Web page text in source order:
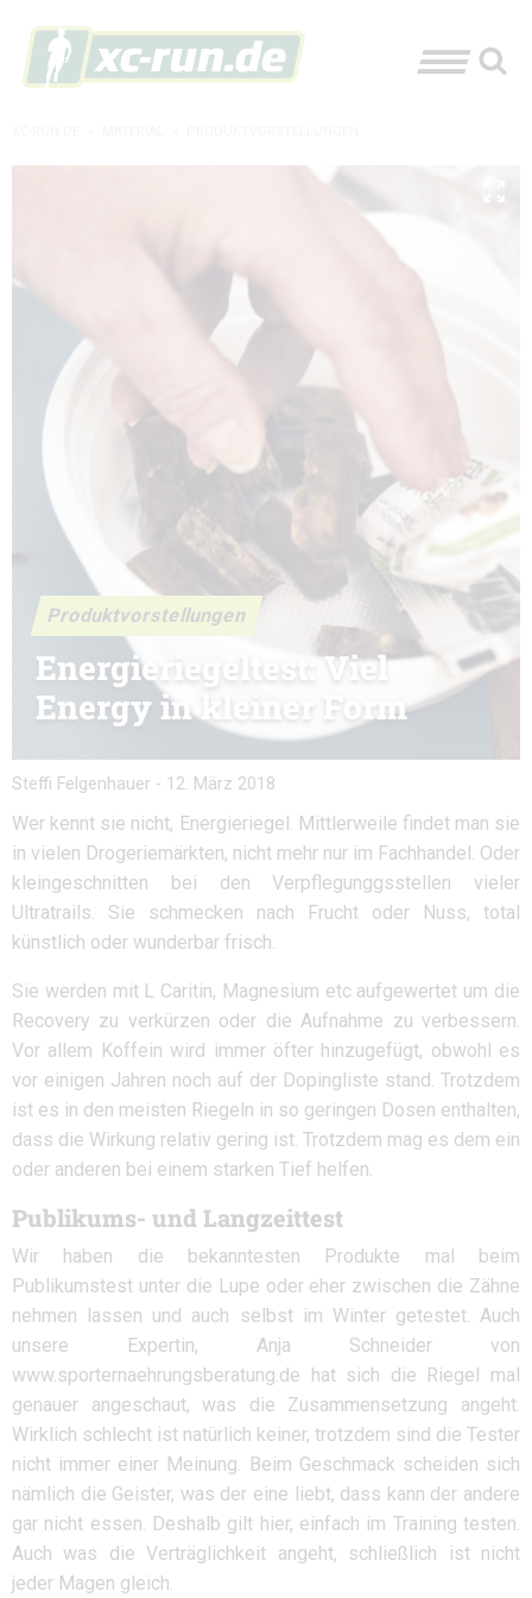
Produktvorstellungen
Energieriegeltest: Viel
Energy in kleiner Form
Steffi Felgenhauer - 12. März 2018
Wer kennt sie nicht, Energieriegel. Mittlerweile findet man sie
in vielen Drogeriemärkten, nicht mehr nur im Fachhandel. Oder
kleingeschnitten bei den Verpflegunggsstellen vieler
Ultratrails. Sie schmecken nach Frucht oder Nuss, total
künstlich oder wunderbar frisch.
Sie werden mit L Caritin, Magnesium etc aufgewertet um die
Recovery zu verkürzen oder die Aufnahme zu verbessern.
Vor allem Koffein wird immer öfter hinzugefügt, obwohl es
vor einigen Jahren noch auf der Dopingliste stand. Trotzdem
ist es in den meisten Riegeln in so geringen Dosen enthalten,
dass die Wirkung relativ gering ist. Trotzdem mag es dem ein
oder anderen bei einem starken Tief helfen.
Publikums- und Langzeittest
Wir haben die bekanntesten Produkte mal beim
Publikumstest unter die Lupe oder eher zwischen die Zähne
nehmen lassen und auch selbst im Winter getestet. Auch
unsere Expertin, Anja Schneider von
www.sporternaehrungsberatung.de hat sich die Riegel mal
genauer angeschaut, was die Zusammensetzung angeht.
Wirklich schlecht ist natürlich keiner, trotzdem sind die Tester
nicht immer einer Meinung. Beim Geschmack scheiden sich
nämlich die Geister, was der eine liebt, dass kann der andere
gar nicht essen. Deshalb gilt hier, einfach im Training testen.
Auch was die Verträglichkeit angeht, schließlich ist nicht
jeder Magen gleich.